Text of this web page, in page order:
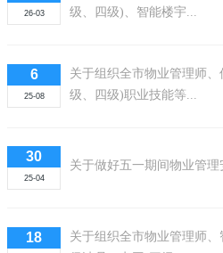
26-03
级、四级)、智能楼宇...
6
25-08
关于组织全市物业管理师
级、四级)职业技能等...
30
25-04
关于做好五一期间物业管
18
关于组织全市物业管理师、